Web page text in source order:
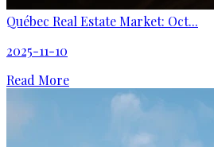
Québec Real Estate Market: Oct...
2025-11-10
Read More